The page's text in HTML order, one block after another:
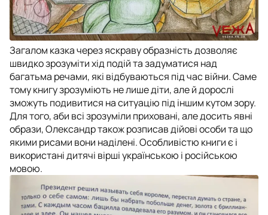
Загалом казка через яскраву образність дозволяє
швидко зрозуміти хід подій та задуматися над
багатьма речами, які відбуваються під час війни. Саме
тому книгу зрозуміють не лише діти, але й дорослі
зможуть подивитися на ситуацію під іншим кутом зору.
Для того, аби всі зрозуміли приховані, але досить явні
образи, Олександр також розписав дійові особи та що
якими рисами вони наділені. Особливістю книги є і
використані дитячі вірші українською і російською
мовою.